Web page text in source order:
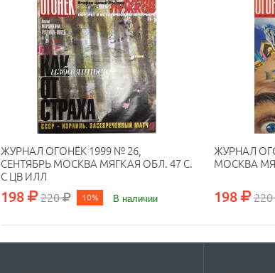
ЖУРНАЛ ОГОНЁК 1999 № 26,
СЕНТЯБРЬ МОСКВА МЯГКАЯ ОБЛ. 47 С.
С ЦВ ИЛЛ
198 220 10% В наличии
ЖУРНАЛ
МОСКВА
198 220